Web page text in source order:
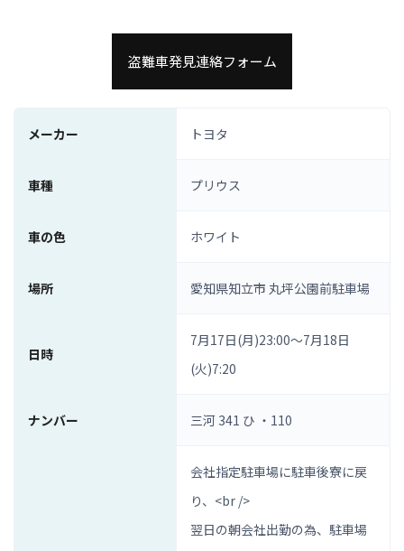
盗難車発見連絡フォーム
メーカー トヨタ
車種 プリウス
車の色 ホワイト
場所 愛知県知立市 丸坪公園前駐車場
日時
7月17日(月)23:00〜7月18日
(火)7:20
ナンバー 三河 341 ひ ・110
会社指定駐車場に駐車後寮に戻
り、<br />
翌日の朝会社出勤の為、駐車場